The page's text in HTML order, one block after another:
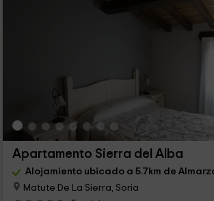
Apartamento Sierra del Alba
Alojamiento ubicado a 5.7km de
Matute De La Sierra, Soria